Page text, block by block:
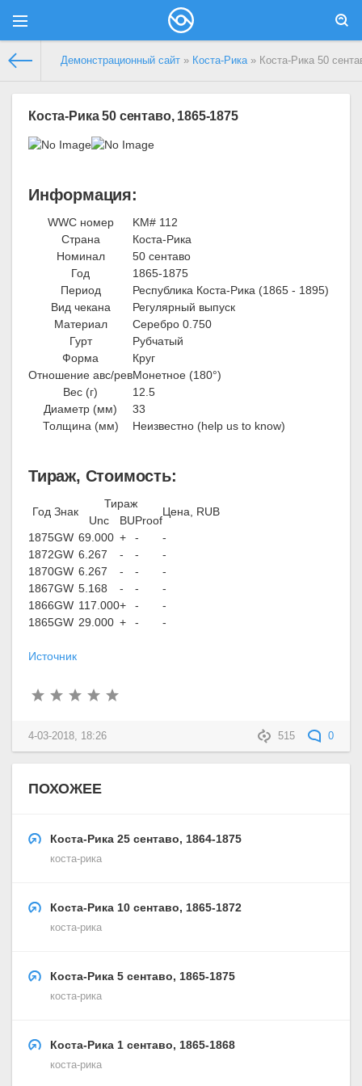
Демонстрационный сайт » Коста-Рика» Коста-Рика 50
Коста-Рика 50 сентаво, 1865-1875
Информация:
WWC номер
KM# 112
Страна
Коста-Рика
Номинал
50 сентаво
Год
1865-1875
Период
Республика Коста-Рика (1865 - 1895)
Вид чекана
Регулярный выпуск
Материал
Серебро 0.750
Гурт
Рубчатый
Форма
Круг
Отношение авс/ревМонетное (180°)
Вес (г)
12.5
Диаметр (мм)
33
Толщина (мм)
Неизвестно (help us to know)
Тираж, Стоимость:
Год Знак
Тираж
Цена, RUB
Unc BUProof
1875GW 69.000 + -
-
1872GW 6.267 - -
-
1870GW 6.267 - -
-
1867GW 5.168 - -
-
1866GW 117.000+ -
-
1865GW 29.000 + - -
Источник
515 0
4-03-2018, 18:26
ПОХОЖЕЕ
Коста-Рика 25 сентаво, 1864-1875
коста-рика
Коста-Рика 10 сентаво, 1865-1872
коста-рика
Коста-Рика 5 сентаво, 1865-1875
коста-рика
Коста-Рика 1 сентаво, 1865-1868
коста-рика